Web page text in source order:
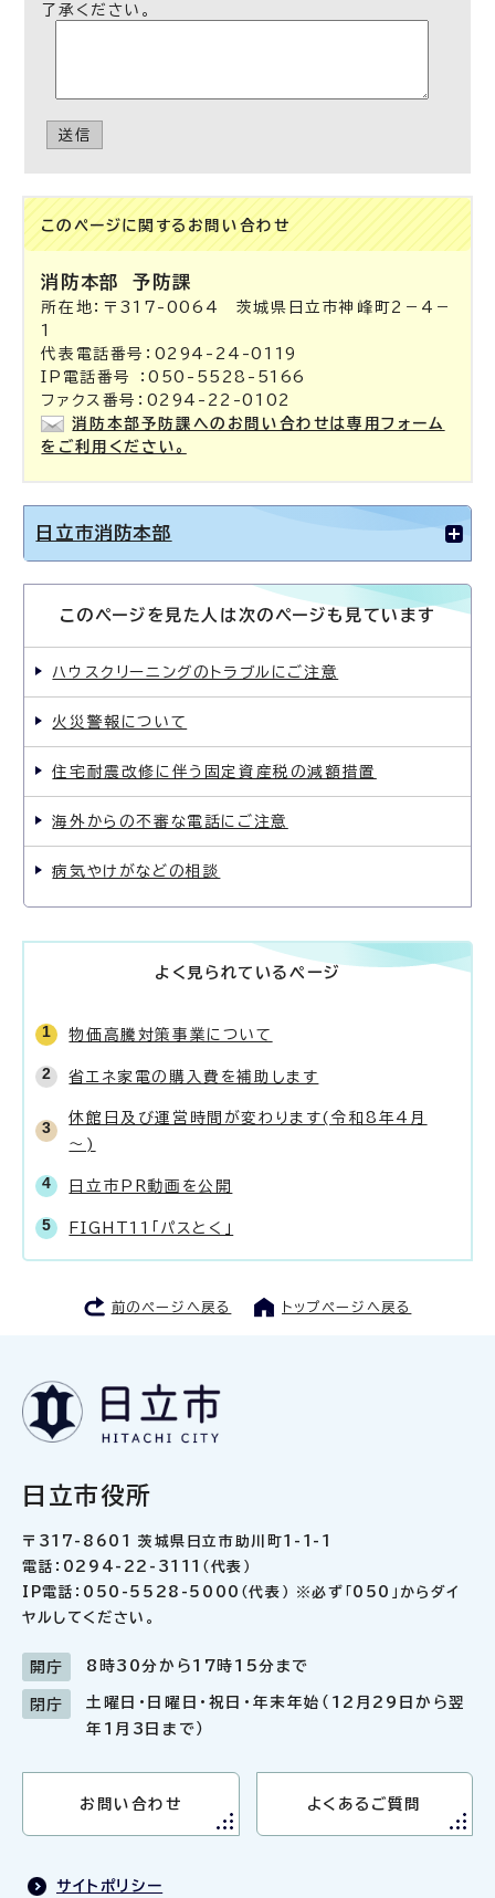
了承ください。
送信
このページに関する お問い合わせ
消防本部予防課
所在地：〒317-0064 茨城県日立市神峰町2－4－
1
代表電話番号：0294-24-0119
IP電話番号 ：050-5528-5166
ファクス番号：0294-22-0102
消防本部予防課へのお問い合わせは専用フォーム
をご利用ください。
日立市消防本部
このページを見た人は次のページも見ています
ハウスクリーニングのトラブルにご注意
火災警報について
住宅耐震改修に伴う固定資産税の減額措置
海外からの不審な電話にご注意
病気やけがなどの相談
よく見られているページ
物価高騰対策事業について
省エネ家電の購入費を補助します
休館日及び運営時間が変わります(令和8年4月
～)
日立市PR動画を公開
FIGHT11「パスとく」
前のページへ戻る トップページへ戻る
日立市役所
〒317-8601 茨城県日立市助川町1-1-1
電話：0294-22-3111（代表）
IP電話：050-5528-5000（代表） ※必ず「050」からダイ
ヤルしてください。
開庁 8時30分から17時15分まで
閉庁
土曜日・日曜日・祝日・年末年始（12月29日から翌
年1月3日まで）
お問い合わせ よくあるご質問
サイトポリシー